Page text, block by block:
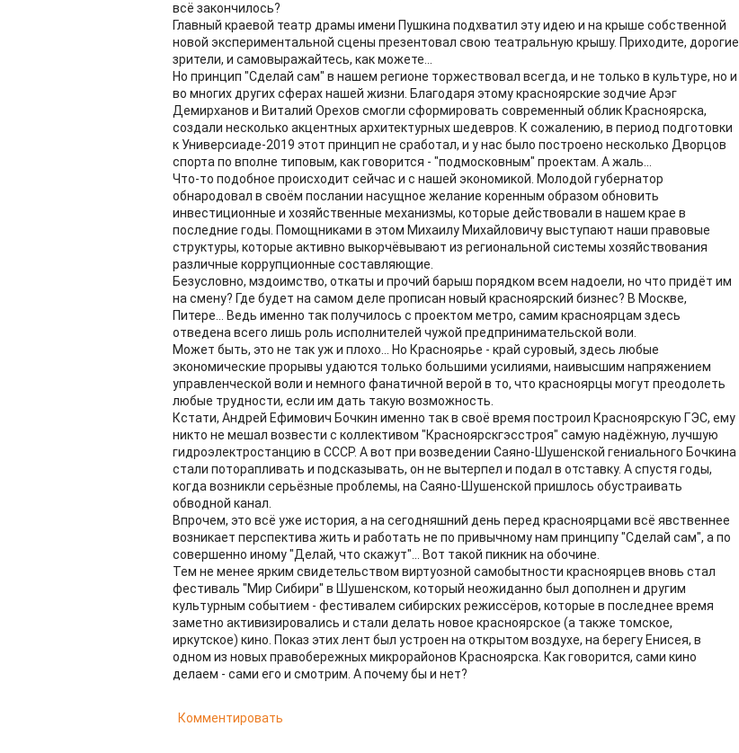
всё закончилось?
Главный краевой театр драмы имени Пушкина подхватил эту идею и на крыше собственной
новой экспериментальной сцены презентовал свою театральную крышу. Приходите, дорогие
зрители, и самовыражайтесь, как можете...
Но принцип "Сделай сам" в нашем регионе торжествовал всегда, и не только в культуре, но и
во многих других сферах нашей жизни. Благодаря этому красноярские зодчие Арэг
Демирханов и Виталий Орехов смогли сформировать современный облик Красноярска,
создали несколько акцентных архитектурных шедевров. К сожалению, в период подготовки
к Универсиаде-2019 этот принцип не сработал, и у нас было построено несколько Дворцов
спорта по вполне типовым, как говорится - "подмосковным" проектам. А жаль...
Что-то подобное происходит сейчас и с нашей экономикой. Молодой губернатор
обнародовал в своём послании насущное желание коренным образом обновить
инвестиционные и хозяйственные механизмы, которые действовали в нашем крае в
последние годы. Помощниками в этом Михаилу Михайловичу выступают наши правовые
структуры, которые активно выкорчёвывают из региональной системы хозяйствования
различные коррупционные составляющие.
Безусловно, мздоимство, откаты и прочий барыш порядком всем надоели, но что придёт им
на смену? Где будет на самом деле прописан новый красноярский бизнес? В Москве,
Питере... Ведь именно так получилось с проектом метро, самим красноярцам здесь
отведена всего лишь роль исполнителей чужой предпринимательской воли.
Может быть, это не так уж и плохо... Но Красноярье - край суровый, здесь любые
экономические прорывы удаются только большими усилиями, наивысшим напряжением
управленческой воли и немного фанатичной верой в то, что красноярцы могут преодолеть
любые трудности, если им дать такую возможность.
Кстати, Андрей Ефимович Бочкин именно так в своё время построил Красноярскую ГЭС, ему
никто не мешал возвести с коллективом "Красноярскгэсстроя" самую надёжную, лучшую
гидроэлектростанцию в СССР. А вот при возведении Саяно-Шушенской гениального Бочкина
стали поторапливать и подсказывать, он не вытерпел и подал в отставку. А спустя годы,
когда возникли серьёзные проблемы, на Саяно-Шушенской пришлось обустраивать
обводной канал.
Впрочем, это всё уже история, а на сегодняшний день перед красноярцами всё явственнее
возникает перспектива жить и работать не по привычному нам принципу "Сделай сам", а по
совершенно иному "Делай, что скажут"... Вот такой пикник на обочине.
Тем не менее ярким свидетельством виртуозной самобытности красноярцев вновь стал
фестиваль "Мир Сибири" в Шушенском, который неожиданно был дополнен и другим
культурным событием - фестивалем сибирских режиссёров, которые в последнее время
заметно активизировались и стали делать новое красноярское (а также томское,
иркутское) кино. Показ этих лент был устроен на открытом воздухе, на берегу Енисея, в
одном из новых правобережных микрорайонов Красноярска. Как говорится, сами кино
делаем - сами его и смотрим. А почему бы и нет?
Комментировать